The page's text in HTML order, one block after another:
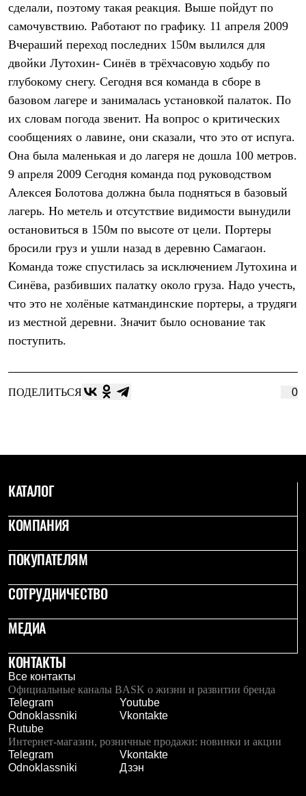
Коврики
Обувь
Женская обувь
Сапоги
Ботинки
Мужская обувь
Ботинки
Кроссовки
Сапоги
Гамаши и бахилы
Гамаши
Бахилы
Тапочки и чуни
Тапочки
Чуни
Уход за обувью
Головные уборы
Шапки
Балаклавы и маски
Кепки и бейсболки
Повязки
Шарфы
Перчатки и рукавицы
Перчатки
Брелки
Уход за одеждой
Коллекции
PEAK
TREK
BASK kids
CITY
BASK juno
Дневник капитана
Каталог дилеров
Баск сегодня
История
Отцы основатели
Производство
Баск в вашем городе
Контроль качества
Технологии
Команда Баск
Сотрудничество
Дилерам
Стать дилером
Корпоративным клиентам
сделали, поэтому такая реакция. Выше пойдут по
самочувствию. Работают по графику. 11 апреля 2009
Вчераший переход последних 150м вылился для
двойки Лутохин- Синёв в трёхчасовую ходьбу по
глубокому снегу. Сегодня вся команда в сборе в
базовом лагере и занималась установкой палаток. По
их словам погода звенит. На вопрос о критических
сообщениях о лавине, они сказали, что это от испуга.
Она была маленькая и до лагеря не дошла 100 метров.
9 апреля 2009 Сегодня команда под руководством
Алексея Болотова должна была подняться в базовый
лагерь. Но метель и отсутствие видимости вынудили
остановиться в 150м по высоте от цели. Портеры
бросили груз и ушли назад в деревню Самагаон.
Команда тоже спустилась за исключением Лутохина и
Синёва, разбивших палатку около груза. Надо учесть,
что это не холёные катмандинские портеры, а трудяги
из местной деревни. Значит было основание так
поступить.
ПОДЕЛИТЬСЯ 0
КАТАЛОГ
КОМПАНИЯ
ПОКУПАТЕЛЯМ
СОТРУДНИЧЕСТВО
МЕДИА
КОНТАКТЫ
Все контакты
Официальные каналы BASK о жизни и развитии бренда
Telegram
Youtube
Odnoklassniki
Vkontakte
Rutube
Интернет-магазин, розничные продажи: новинки и акции
Telegram
Vkontakte
Odnoklassniki
Дзэн